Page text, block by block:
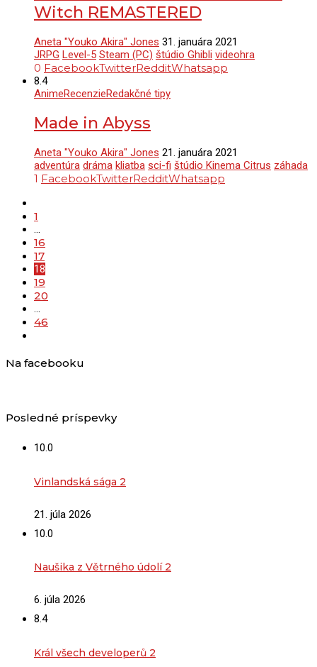
Witch REMASTERED
Aneta "Youko Akira" Jones 31. januára 2021
JRPG Level-5 Steam (PC) štúdio Ghibli videohra
0 FacebookTwitterRedditWhatsapp
8.4
AnimeRecenzieRedakčné tipy
Made in Abyss
Aneta "Youko Akira" Jones 21. januára 2021
adventúra dráma kliatba sci-fi štúdio Kinema Citrus záhada
1 FacebookTwitterRedditWhatsapp
1
…
16
17
18
19
20
…
46
Na facebooku
Posledné príspevky
10.0
Vinlandská sága 2
21. júla 2026
10.0
Naušika z Větrného údolí 2
6. júla 2026
8.4
Král všech developerů 2